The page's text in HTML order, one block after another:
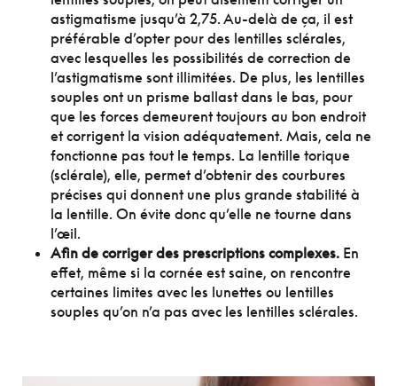
astigmatisme jusqu’à 2,75. Au-delà de ça, il est
préférable d’opter pour des lentilles sclérales,
avec lesquelles les possibilités de correction de
l’astigmatisme sont illimitées. De plus, les lentilles
souples ont un prisme ballast dans le bas, pour
que les forces demeurent toujours au bon endroit
et corrigent la vision adéquatement. Mais, cela ne
fonctionne pas tout le temps. La lentille torique
(sclérale), elle, permet d’obtenir des courbures
précises qui donnent une plus grande stabilité à
la lentille. On évite donc qu’elle ne tourne dans
l’œil.
Afin de corriger des prescriptions complexes. En
effet, même si la cornée est saine, on rencontre
certaines limites avec les lunettes ou lentilles
souples qu’on n’a pas avec les lentilles sclérales.